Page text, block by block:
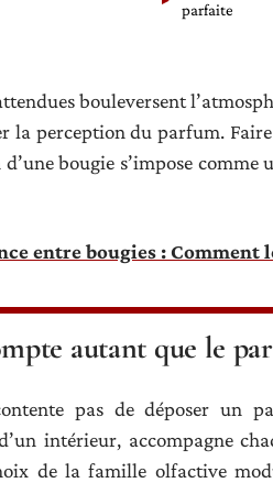
parfaite
bouleversent
la perception du parfum.
bougie s’impose
entre bougies : Comment
autant que le
pas de déposer un
intérieur, accompagne
de la famille olfactive